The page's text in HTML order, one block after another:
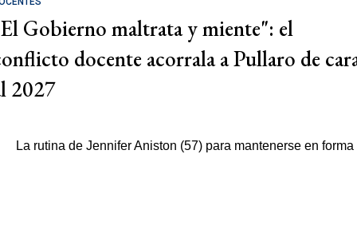
Gobierno maltrata y miente": el
docente acorrala a Pullaro de
2027